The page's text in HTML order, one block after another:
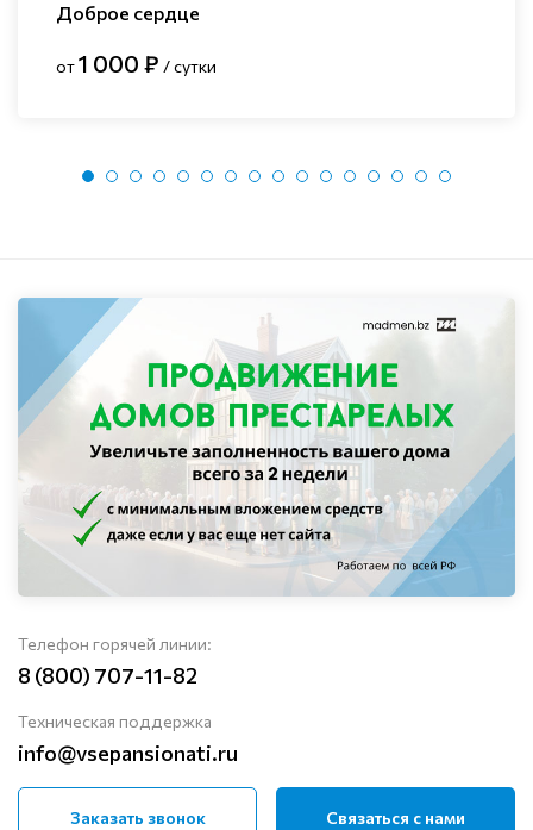
Доброе сердце
от1 000 ₽ / сутки
Телефон горячей линии:
8 (800) 707-11-82
Техническая поддержка
info@vsepansionati.ru
Заказать звонок Связаться с нами